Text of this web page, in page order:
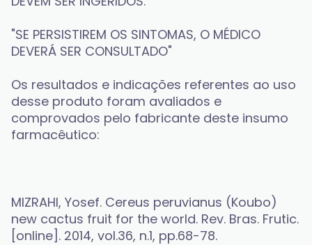
"SE PERSISTIREM OS SINTOMAS, O MÉDICO
DEVERÁ SER CONSULTADO"
Os resultados e indicações referentes ao uso
desse produto foram avaliados e
comprovados pelo fabricante deste insumo
farmacêutico:
MIZRAHI, Yosef. Cereus peruvianus (Koubo)
new cactus fruit for the world. Rev. Bras. Frutic.
[online]. 2014, vol.36, n.1, pp.68-78.